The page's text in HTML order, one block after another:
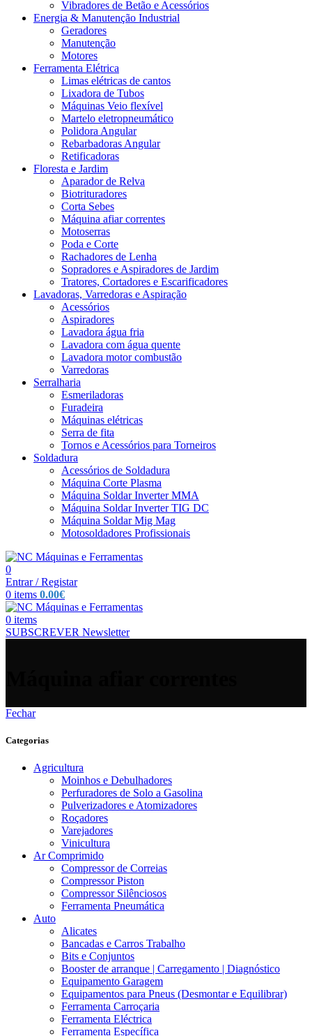
Vibradores de Betão e Acessórios
Energia & Manutenção Industrial
Geradores
Manutenção
Motores
Ferramenta Elétrica
Limas elétricas de cantos
Lixadora de Tubos
Máquinas Veio flexível
Martelo eletropneumático
Polidora Angular
Rebarbadoras Angular
Retificadoras
Floresta e Jardim
Aparador de Relva
Biotrituradores
Corta Sebes
Máquina afiar correntes
Motoserras
Poda e Corte
Rachadores de Lenha
Sopradores e Aspiradores de Jardim
Tratores, Cortadores e Escarificadores
Lavadoras, Varredoras e Aspiração
Acessórios
Aspiradores
Lavadora água fria
Lavadora com água quente
Lavadora motor combustão
Varredoras
Serralharia
Esmeriladoras
Furadeira
Máquinas elétricas
Serra de fita
Tornos e Acessórios para Torneiros
Soldadura
Acessórios de Soldadura
Máquina Corte Plasma
Máquina Soldar Inverter MMA
Máquina Soldar Inverter TIG DC
Máquina Soldar Mig Mag
Motosoldadores Profissionais
0
Entrar / Registar
0 items 0.00€
0 items
SUBSCREVER Newsletter
Fechar
Categorias
Agricultura
Moinhos e Debulhadores
Perfuradores de Solo a Gasolina
Pulverizadores e Atomizadores
Roçadores
Varejadores
Vinicultura
Ar Comprimido
Compressor de Correias
Compressor Piston
Compressor Silênciosos
Ferramenta Pneumática
Auto
Alicates
Bancadas e Carros Trabalho
Bits e Conjuntos
Booster de arranque | Carregamento | Diagnóstico
Equipamento Garagem
Equipamentos para Pneus (Desmontar e Equilibrar)
Ferramenta Carroçaria
Ferramenta Eléctrica
Ferramenta Específica